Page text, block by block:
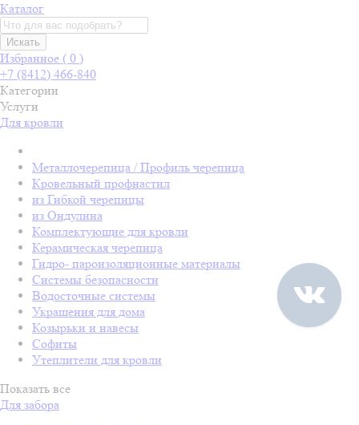
Каталог
Искать
Избранное ( 0 )
+7 (8412) 466-840
Категории
Услуги
Для кровли
Металлочерепица / Профиль черепица
Кровельный профнастил
из Гибкой черепицы
из Ондулина
Комплектующие для кровли
Керамическая черепица
Гидро- пароизоляционные материалы
Системы безопасности
Водосточные системы
Украшения для дома
Козырьки и навесы
Софиты
Утеплители для кровли
Показать все
Для забора